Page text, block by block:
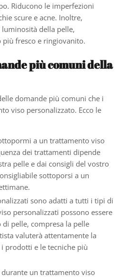
Riducono le imperfezioni
scure e acne. Inoltre,
luminosità della pelle,
fresco e ringiovanito.
più comuni della
domande più comuni che i
viso personalizzato. Ecco le
a un trattamento viso
dei trattamenti dipende
pelle e dai consigli del vostro
sottoporsi a un
sono adatti a tutti i tipi di
personalizzati possono essere
pelle, compresa la pelle
valuterà attentamente la
prodotti e le tecniche più
durante un trattamento viso